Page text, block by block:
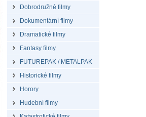
Dobrodružné filmy
Dokumentární filmy
Dramatické filmy
Fantasy filmy
FUTUREPAK / METALPAK
Historické filmy
Horory
Hudební filmy